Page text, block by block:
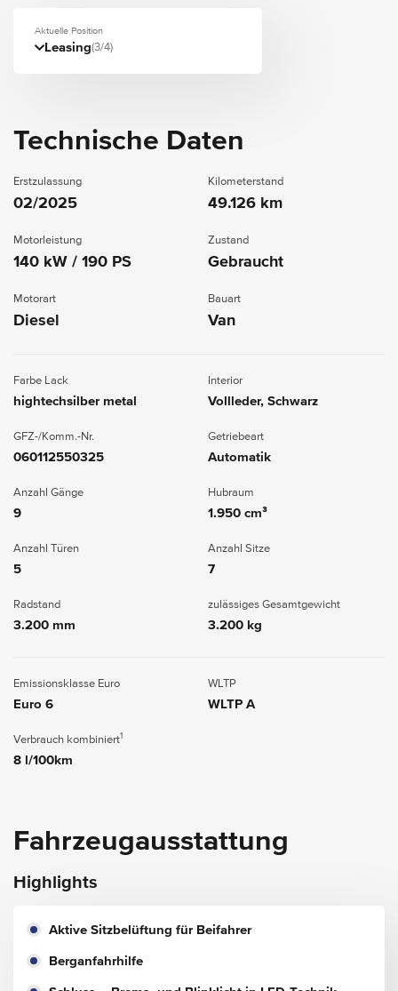
Aktuelle Position
Leasing(3/4)
Technische Daten
Erstzulassung
02/2025
Kilometerstand
49.126 km
Motorleistung
140 kW / 190 PS
Zustand
Gebraucht
Motorart
Diesel
Bauart
Van
Farbe Lack
hightechsilber metal
Interior
Vollleder, Schwarz
GFZ-/Komm.-Nr.
060112550325
Getriebeart
Automatik
Anzahl Gänge
9
Hubraum
1.950 cm³
Anzahl Türen
5
Anzahl Sitze
7
Radstand
3.200 mm
zulässiges Gesamtgewicht
3.200 kg
Emissionsklasse Euro
Euro 6
WLTP
WLTP A
Verbrauch kombiniert1
8 l/100km
Fahrzeugausstattung
Highlights
Aktive Sitzbelüftung für Beifahrer
Berganfahrhilfe